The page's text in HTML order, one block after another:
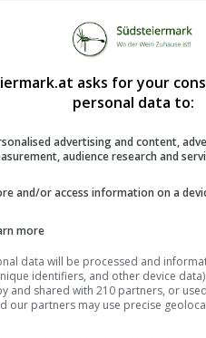
(1)
(2)
(1)
asks for your
personal data to:
advertising and content,
audience research and
and/or access information on a
more
data will be processed and
identifiers, and other device
and shared with 210 partners, or
our partners may use precise